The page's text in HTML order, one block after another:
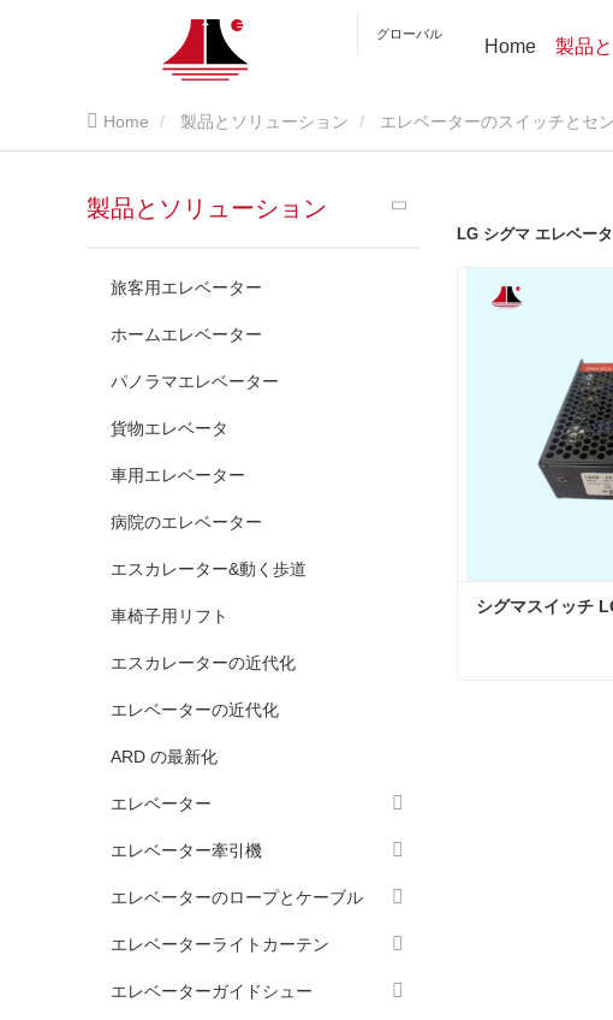
グローバル
Home 製品
Home 製品とソリューション エレベーターのスイッチとセ
製品とソリューション
旅客用エレベーター
ホームエレベーター
パノラマエレベーター
貨物エレベータ
車用エレベーター
病院のエレベーター
エスカレーター&動く歩道
車椅子用リフト
エスカレーターの近代化
エレベーターの近代化
ARD の最新化
エレベーター
エレベーター牽引機
エレベーターのロープとケーブル
エレベーターライトカーテン
エレベーターガイドシュー
LG シグマ エレベー
シグマスイッチ